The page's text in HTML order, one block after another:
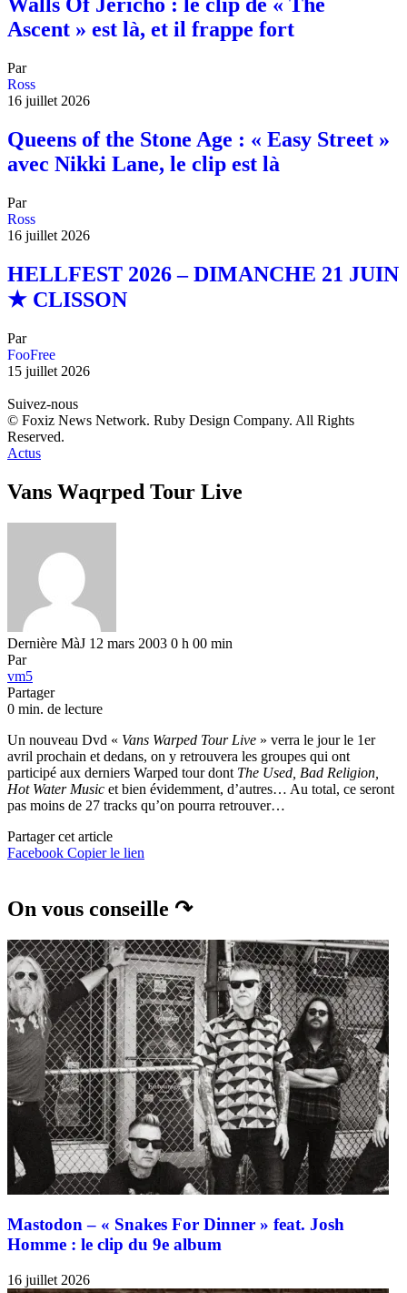
Walls Of Jericho : le clip de « The
Ascent » est là, et il frappe fort
Par
Ross
16 juillet 2026
Queens of the Stone Age : « Easy Street »
avec Nikki Lane, le clip est là
Par
Ross
16 juillet 2026
HELLFEST 2026 – DIMANCHE 21 JUIN
★ CLISSON
Par
FooFree
15 juillet 2026
Suivez-nous
© Foxiz News Network. Ruby Design Company. All Rights
Reserved.
Actus
Vans Waqrped Tour Live
Dernière MàJ 12 mars 2003 0 h 00 min
Par
vm5
Partager
0 min. de lecture
Un nouveau Dvd « Vans Warped Tour Live » verra le jour le 1er
avril prochain et dedans, on y retrouvera les groupes qui ont
participé aux derniers Warped tour dont The Used, Bad Religion,
Hot Water Music et bien évidemment, d’autres… Au total, ce seront
pas moins de 27 tracks qu’on pourra retrouver…
Partager cet article
Facebook Copier le lien
On vous conseille ↷
Mastodon – « Snakes For Dinner » feat. Josh
Homme : le clip du 9e album
16 juillet 2026